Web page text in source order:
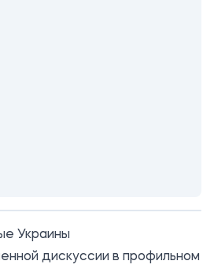
Украины
дискуссии в профильном